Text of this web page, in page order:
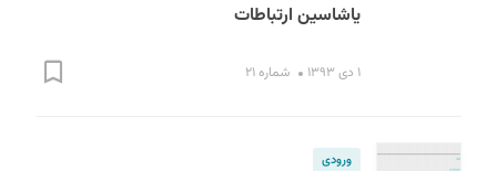
یاشاسین ارتباطات
۱ دی ۱۳۹۳ شماره ۲۱
ورودی